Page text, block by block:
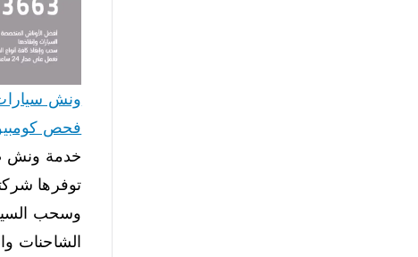
فحص
خدمة ونش
توفرها
وسحب
الشاحنات